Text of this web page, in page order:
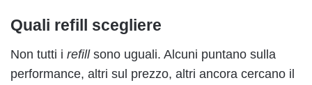
Quali refill scegliere
Non tutti i refillsono uguali. Alcuni puntano sulla
performance, altri sul prezzo, altri ancora cercano il